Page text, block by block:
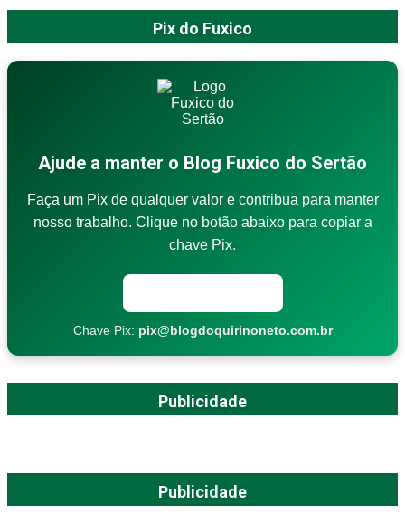
Pix do Fuxico
Ajude a manter o Blog Fuxico do Sertão
Faça um Pix de qualquer valor e contribua para manter
nosso trabalho. Clique no botão abaixo para copiar a
chave Pix.
Chave Pix: pix@blogdoquirinoneto.com.br
Publicidade
Publicidade